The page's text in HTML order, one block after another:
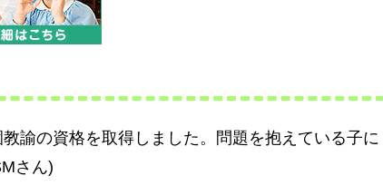
諭の資格を取得しました。問題を抱えている子に
さん)